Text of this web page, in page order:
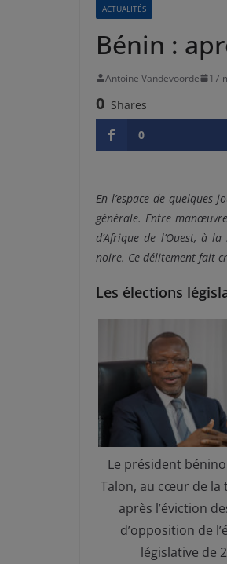
ACTUALITÉS
Bénin :
Antoine Vandevoorde 17
0 Shares
0
En l’espace de
générale. Entre
d’Afrique de l’Ouest, à
noire. Ce délitement fait
Les élections
Le président
Talon, au cœur de la
après l’éviction
d’opposition de
législative de